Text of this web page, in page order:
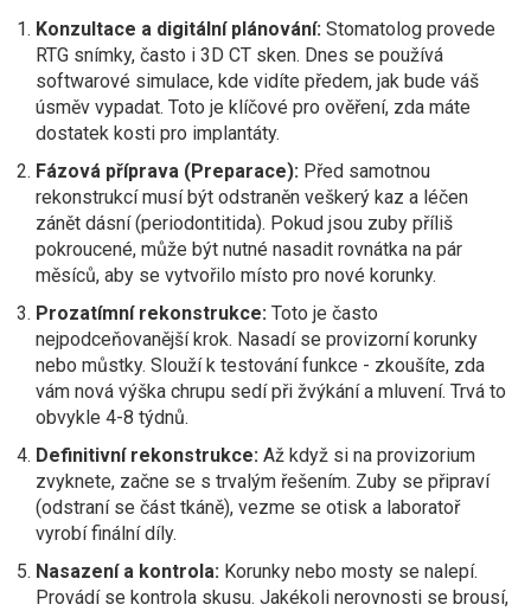
Konzultace a digitální plánování: Stomatolog provede
RTG snímky, často i 3D CT sken. Dnes se používá
softwarové simulace, kde vidíte předem, jak bude váš
úsměv vypadat. Toto je klíčové pro ověření, zda máte
dostatek kosti pro implantáty.
Fázová příprava (Preparace): Před samotnou
rekonstrukcí musí být odstraněn veškerý kaz a léčen
zánět dásní (periodontitida). Pokud jsou zuby příliš
pokroucené, může být nutné nasadit rovnátka na pár
měsíců, aby se vytvořilo místo pro nové korunky.
Prozatímní rekonstrukce: Toto je často
nejpodceňovanější krok. Nasadí se provizorní korunky
nebo můstky. Slouží k testování funkce - zkoušíte, zda
vám nová výška chrupu sedí při žvýkání a mluvení. Trvá to
obvykle 4-8 týdnů.
Definitivní rekonstrukce: Až když si na provizorium
zvyknete, začne se s trvalým řešením. Zuby se připraví
(odstraní se část tkáně), vezme se otisk a laboratoř
vyrobí finální díly.
Nasazení a kontrola: Korunky nebo mosty se nalepí.
Provádí se kontrola skusu. Jakékoli nerovnosti se brousí,